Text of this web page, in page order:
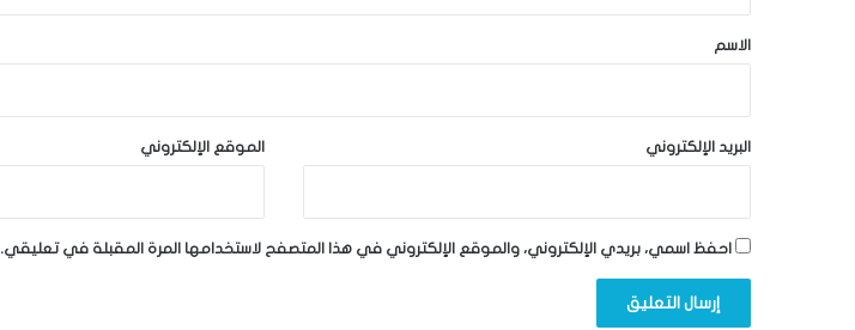
*
الاسم
البريد الإلكتروني الموقع الإلكتروني
احفظ اسمي، بريدي الإلكتروني، والموقع الإلكتروني في هذا المتصفح لاستخدامها المرة المقبلة في تعليقي.